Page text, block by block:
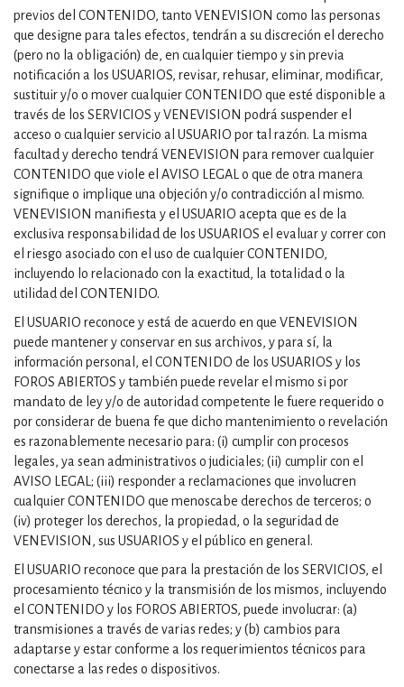
previos del CONTENIDO, tanto VENEVISION como las personas
que designe para tales efectos, tendrán a su discreción el derecho
(pero no la obligación) de, en cualquier tiempo y sin previa
notificación a los USUARIOS, revisar, rehusar, eliminar, modificar,
sustituir y/o o mover cualquier CONTENIDO que esté disponible a
través de los SERVICIOS y VENEVISION podrá suspender el
acceso o cualquier servicio al USUARIO por tal razón. La misma
facultad y derecho tendrá VENEVISION para remover cualquier
CONTENIDO que viole el AVISO LEGAL o que de otra manera
signifique o implique una objeción y/o contradicción al mismo.
VENEVISION manifiesta y el USUARIO acepta que es de la
exclusiva responsabilidad de los USUARIOS el evaluar y correr con
el riesgo asociado con el uso de cualquier CONTENIDO,
incluyendo lo relacionado con la exactitud, la totalidad o la
utilidad del CONTENIDO.
El USUARIO reconoce y está de acuerdo en que VENEVISION
puede mantener y conservar en sus archivos, y para sí, la
información personal, el CONTENIDO de los USUARIOS y los
FOROS ABIERTOS y también puede revelar el mismo si por
mandato de ley y/o de autoridad competente le fuere requerido o
por considerar de buena fe que dicho mantenimiento o revelación
es razonablemente necesario para: (i) cumplir con procesos
legales, ya sean administrativos o judiciales; (ii) cumplir con el
AVISO LEGAL; (iii) responder a reclamaciones que involucren
cualquier CONTENIDO que menoscabe derechos de terceros; o
(iv) proteger los derechos, la propiedad, o la seguridad de
VENEVISION, sus USUARIOS y el público en general.
El USUARIO reconoce que para la prestación de los SERVICIOS, el
procesamiento técnico y la transmisión de los mismos, incluyendo
el CONTENIDO y los FOROS ABIERTOS, puede involucrar: (a)
transmisiones a través de varias redes; y (b) cambios para
adaptarse y estar conforme a los requerimientos técnicos para
conectarse a las redes o dispositivos.